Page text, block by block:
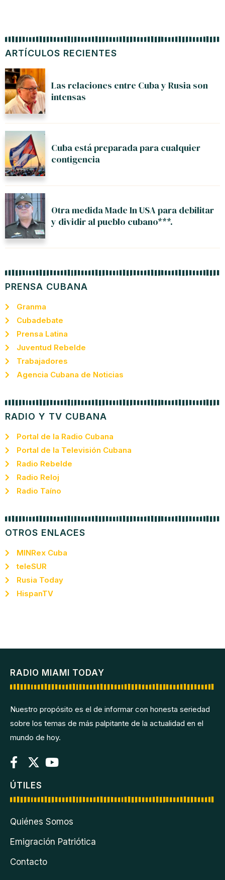
ARTÍCULOS RECIENTES
Las relaciones entre Cuba y Rusia son
intensas
Cuba está preparada para cualquier
contigencia
Otra medida Made In USA para debilitar
y dividir al pueblo cubano***.
PRENSA CUBANA
Granma
Cubadebate
Prensa Latina
Juventud Rebelde
Trabajadores
Agencia Cubana de Noticias
RADIO Y TV CUBANA
Portal de la Radio Cubana
Portal de la Televisión Cubana
Radio Rebelde
Radio Reloj
Radio Taíno
OTROS ENLACES
MINRex Cuba
teleSUR
Rusia Today
HispanTV
RADIO MIAMI TODAY
Nuestro propósito es el de informar con honesta seriedad
sobre los temas de más palpitante de la actualidad en el
mundo de hoy.
ÚTILES
Quiénes Somos
Emigración Patriótica
Contacto